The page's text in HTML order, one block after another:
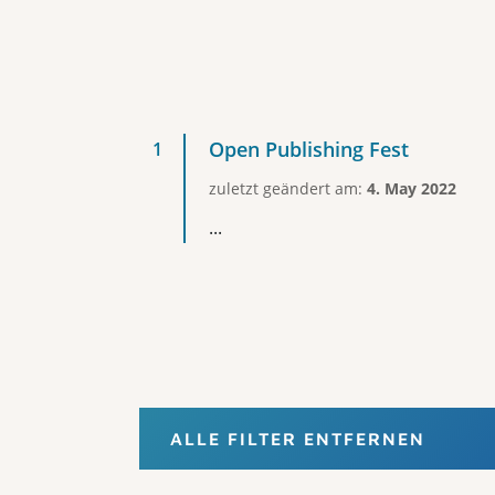
Open Publishing Fest
zuletzt geändert am: 4. May 2022
...
ALLE FILTER ENTFERNEN